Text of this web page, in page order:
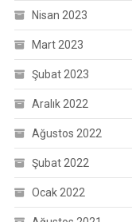
Nisan 2023
Mart 2023
Şubat 2023
Aralık 2022
Ağustos 2022
Şubat 2022
Ocak 2022